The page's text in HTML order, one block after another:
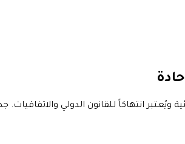
انتهاكاً للقانون الدولي